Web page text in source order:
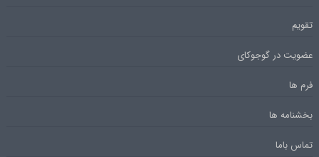
تقویم
عضویت در گوجوکای
فرم ها
بخشنامه ها
تماس باما